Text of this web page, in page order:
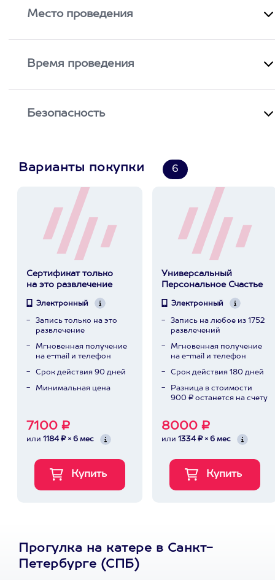
Место проведения
Время проведения
Безопасность
Варианты покупки 6
Сертификат только
на это развлечение
Электронный
Запись только на это
развлечение
Мгновенная получение
на e-mail и телефон
Срок действия 90 дней
Минимальная цена
7100 ₽
или 1184 ₽ × 6 мес
Универсальный
Персональное Счастье
Электронный
Запись на любое из 1752
развлечений
Мгновенная получение
на e-mail и телефон
Срок действия 180 дней
Разница в стоимости
900 ₽ останется на счету
8000 ₽
или 1334 ₽ × 6 мес
Прогулка на катере в Санкт-
Петербурге (СПБ)